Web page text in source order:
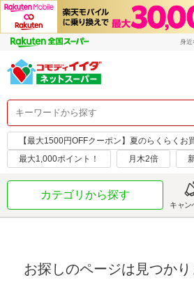
身近
【最大1500円OFFクーポン】夏のらくらくお
最大1,000ポイント！
月木2倍
カテゴリから探す
キャン
お探しのページは見つかり